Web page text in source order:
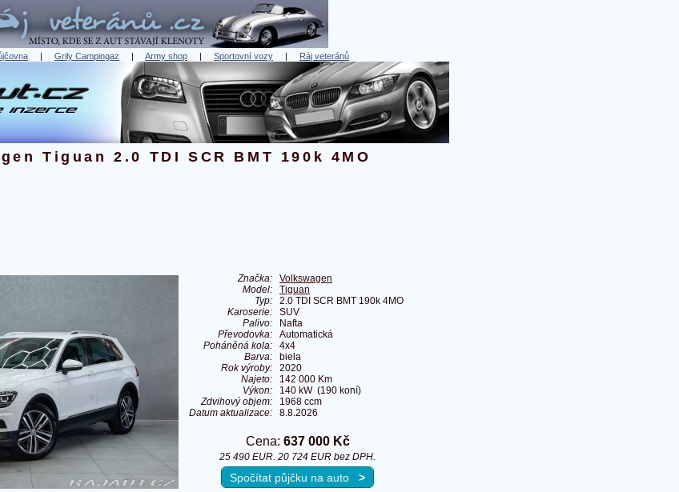
| Grily Campingaz | Army shop | Sportovní vozy | Ráj veteránů
Tiguan 2.0 TDI SCR BMT 190k 4MO
Značka:
Volkswagen
Model:
Tiguan
Typ:
2.0 TDI SCR BMT 190k 4MO
Karoserie:
SUV
Palivo:
Nafta
Převodovka:
Automatická
Poháněná kola:
4x4
Barva:
biela
Rok výroby:
2020
Najeto:
142 000 Km
Výkon:
140 kW (190 koní)
Zdvihový objem:
1968 ccm
Datum aktualizace:
8.8.2026
Cena: 637 000 Kč
25 490 EUR. 20 724 EUR bez DPH.
Spočítat půjčku na auto >